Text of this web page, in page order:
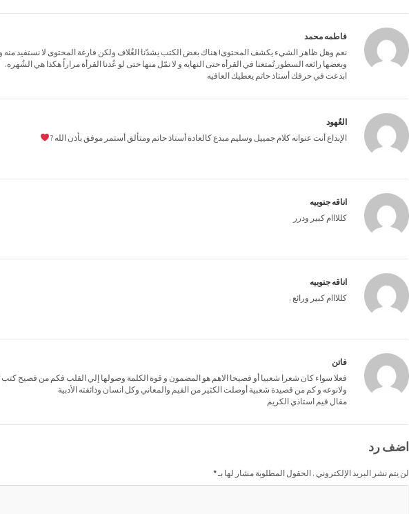
فاطمه محمد
نعم وهل ظاهر الشيء يكشف المحتوى! هناك بعض الكتب يشدّنا الغُلاف ولكن فارغة المحتوى لا نستفيد منه و
وبعضها رائعه السطور تُمتعنا في القرأه حتى النهايه و لا نمّل منها حتى لو عُدنا القرأة مراراً هكذا هي الشُهره.
ابدعت في حرفك أستاذ حاتم يعطيك العافيه
العٌهود
الإبداع أنت عنوانه كلام جمييل وسليم مبدع كالعادة أستاذ حاتم ومتألق أستمر موفق بأذن الله ?
اناقه جنوبيه
كللااام كبير ودرر
اناقه جنوبيه
كللااام كبير ورائع .
فاتن
فعلا سواء كان شعرا شعبيا أو فصيحا الاهم هو المضمون و قوة الكلمة وصولها إلي القلب فكم من فصيح كتب
ولانوعه و كم من قصيدة شعبية أوصلت الكثير من القيم والمعاني وكل انسان وذائقته الأدبية
مقال قيم استاذي الكريم
اضف رد
لن يتم نشر البريد الإلكتروني . الحقول المطلوبة مشار لها بـ*